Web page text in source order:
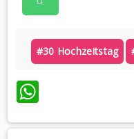
#30 Hochzeitstag
WhatsApp